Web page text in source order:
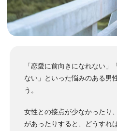
「恋愛に前向きになれない」
ない」といった悩みのある男
う。
女性との接点が少なかったり
があったりすると、どうすれ